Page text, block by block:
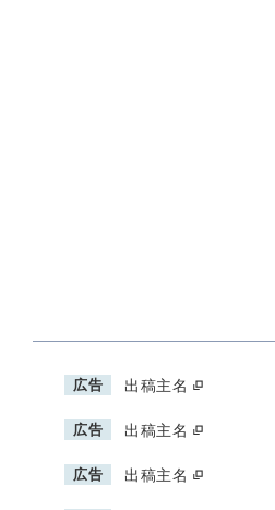
広告 出稿主名
広告 出稿主名
広告 出稿主名